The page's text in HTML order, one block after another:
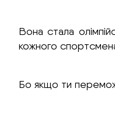
Вона стала
кожного
Бо якщо ти